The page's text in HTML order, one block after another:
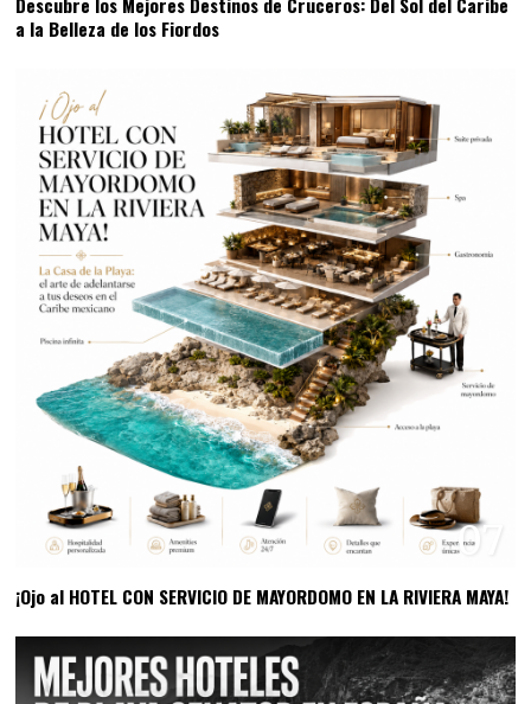
a la Belleza de los Fiordos
07
¡Ojo al HOTEL CON SERVICIO DE MAYORDOMO EN LA RIVIERA MAYA!